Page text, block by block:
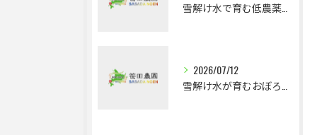
2026/07/12